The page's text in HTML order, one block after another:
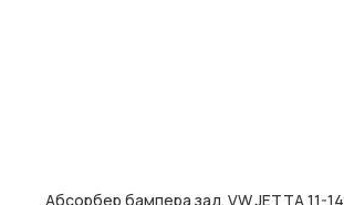
ДОДАТИ В КОШИК
Абсорбер бампера зад. VW JETTA 11-14